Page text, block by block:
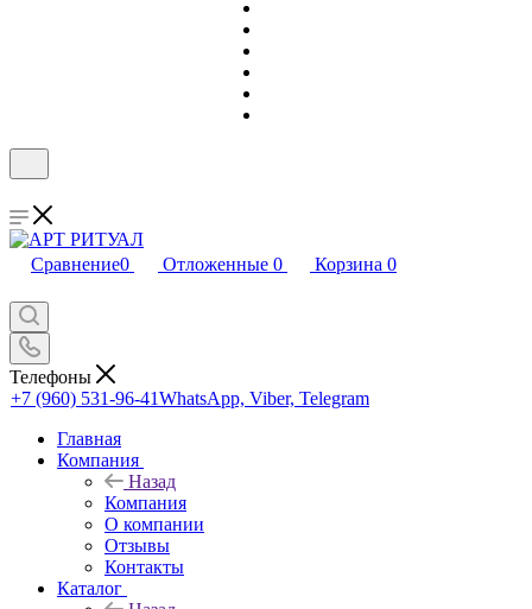
Сравнение0 Отложенные 0 Корзина 0
Телефоны
+7 (960) 531-96-41WhatsApp, Viber, Telegram
Главная
Компания
Назад
Компания
О компании
Отзывы
Контакты
Каталог